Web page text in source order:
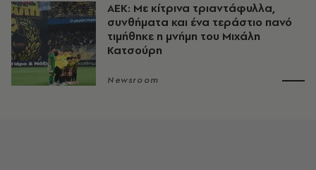
ΑΕΚ: Με κίτρινα τριαντάφυλλα,
συνθήματα και ένα τεράστιο πανό
τιμήθηκε η μνήμη του Μιχάλη
Κατσούρη
Newsroom